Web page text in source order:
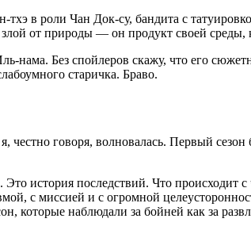
в роли Чан Док-су, бандита с
от природы — он продукт своей
нама. Без спойлеров скажу, что его
старичка. Браво.
честно говоря, волновалась. Первый
история последствий. Что происходит
с миссией и с огромной
которые наблюдали за бойней как за